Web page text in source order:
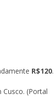
R$120.
Cusco. (Portal